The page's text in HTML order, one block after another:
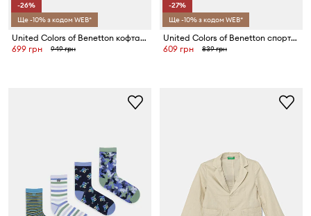
-26%
Ще -10% з кодом WEB*
United Colors of Benetton кофта дитяча бавовняна
699 грн
949 грн
-27%
Ще -10% з кодом WEB*
United Colors of Benetton спортивні штани дитячі бавовняні з еластаном
609 грн
839 грн